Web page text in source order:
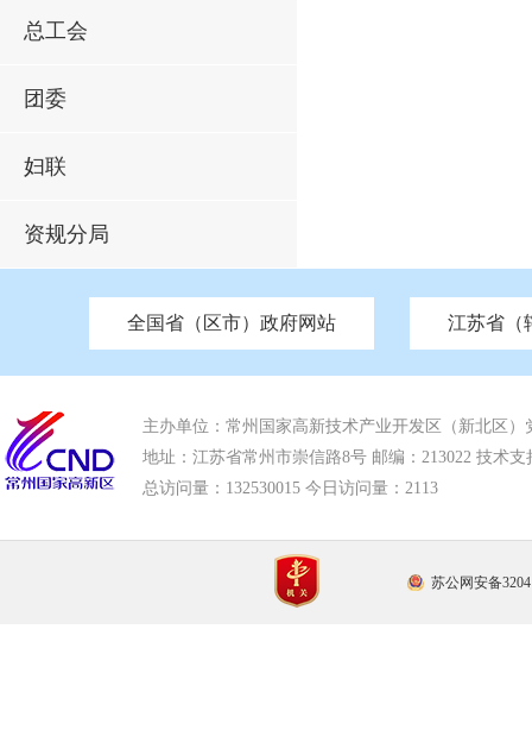
总工会
团委
妇联
资规分局
全国省（区市）政府网站
北京 天津 重庆 河南 河北 山西
江苏省（
中国江苏 南京市政府 苏州市政府 无锡
市发改委 市工信局 市教育局 市科技局 市
市应急管理局 市审计局 市外事办 市生态
主办单位：常州国家高新技术产业开发区（新北区）
地址：江苏省常州市崇信路8号 邮编：213022 技术支
总访问量： 132530015 今日访问量： 2113
苏公网安备